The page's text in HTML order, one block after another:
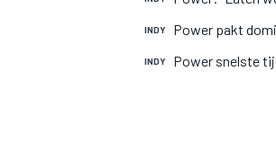
INDY Power pakt
INDY Power snelste